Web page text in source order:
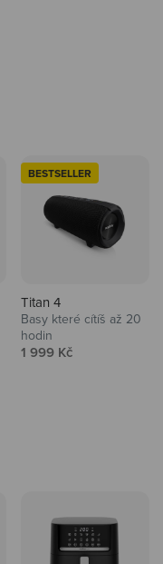
BESTSELLER
Titan 4
Basy které cítíš až 20
hodin
Prodejní cena
1 999 Kč